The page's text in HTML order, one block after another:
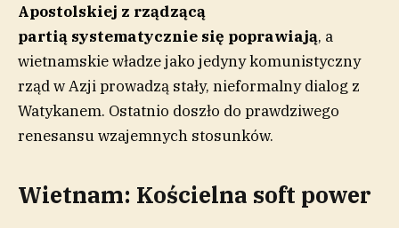
Apostolskiej z rządzącą
partią systematycznie się poprawiają, a
wietnamskie władze jako jedyny komunistyczny
rząd w Azji prowadzą stały, nieformalny dialog z
Watykanem. Ostatnio doszło do prawdziwego
renesansu wzajemnych stosunków.
Wietnam: Kościelna soft power